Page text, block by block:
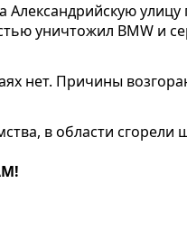
улицу
уничтожил BMW и
нет. Причины
в области сгорели